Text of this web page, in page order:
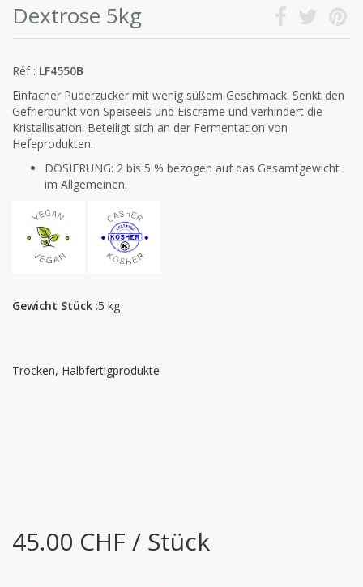
Dextrose 5kg
Réf : LF4550B
Einfacher Puderzucker mit wenig süßem Geschmack. Senkt den
Gefrierpunkt von Speiseeis und Eiscreme und verhindert die
Kristallisation. Beteiligt sich an der Fermentation von
Hefeprodukten.
DOSIERUNG: 2 bis 5 % bezogen auf das Gesamtgewicht
im Allgemeinen.
Gewicht Stück :5 kg
Trocken, Halbfertigprodukte
45.00 CHF / Stück